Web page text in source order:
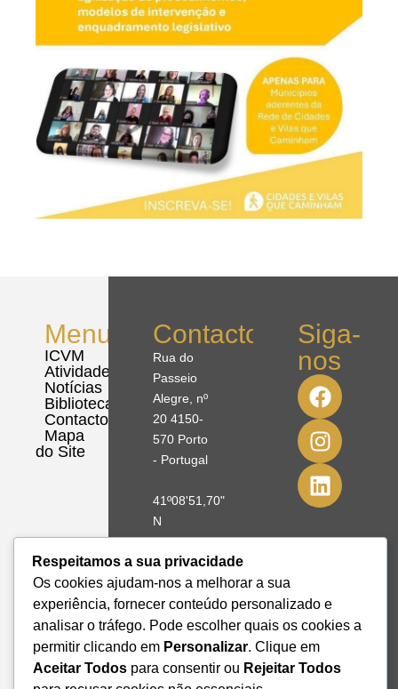
Menu
ICVM
Atividades
Notícias
Biblioteca
Contactos
Mapa
do Site
Contactos
Rua do
Passeio
Alegre, nº
20 4150-
570 Porto
- Portugal
41º08'51,70"
N
8º39'41,76"
W
+351 228
328 115
geral@institutodemobilidade.org
Subscreva
a
Siga-
nos
Respeitamos a sua privacidade
Os cookies ajudam-nos a melhorar a sua
experiência, fornecer conteúdo personalizado e
analisar o tráfego. Pode escolher quais os cookies a
permitir clicando em Personalizar. Clique em
Aceitar Todos para consentir ou Rejeitar Todos